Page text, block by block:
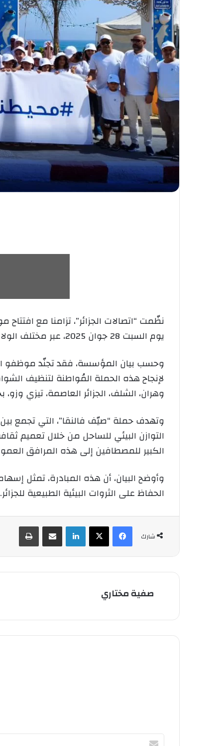
يوم السبت 28 جوان 2025، عبر مختلف الولايات الساحلية.
وحسب بيان المؤسسة، فقد تجنّد موظفو
لإنجاح هذه الحملة المُواطنة لتنظيف
وهران، الشلف، الجزائر العاصمة، تيزي
وتهدف حملة “صيّف فالنقا”، التي تجمع بين
التوازن البيئي للساحل من خلال تعميم
الكبير للمصطافين إلى هذه المرافق
وأوضح البيان، أن هذه المبادرة، تمثل
الحفاظ على الثروات البيئية الطبيعية للجزائر.
شارك
فيسبوك لينكدإن شارك عبر الإيميل
صفية مختاري
أ